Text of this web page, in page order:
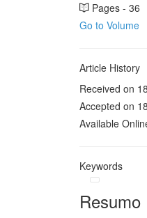
Pages - 36
Go to Volume
Article History
Received on
Accepted on
Available
Keywords
Resumo